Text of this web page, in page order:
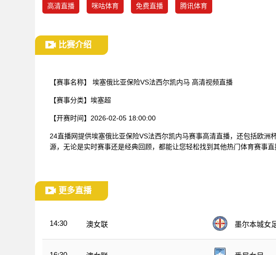
高清直播 咪咕体育 免费直播 腾讯体育
比赛介绍
【赛事名称】 埃塞俄比亚保险VS法西尔凯内马 高清视频直播
【赛事分类】 埃塞超
【开赛时间】 2026-02-05 18:00:00
24直播网提供埃塞俄比亚保险VS法西尔凯内马赛事高清直播，还包括欧
源，无论是实时赛事还是经典回顾，都能让您轻松找到其他热门体育赛事直
更多直播
14:30 澳女联 墨尔本城女